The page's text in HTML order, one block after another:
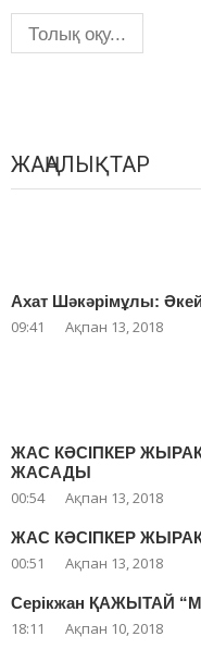
Толық оқу...
ЖАҢАЛЫҚТАР
Ахат Шәкәрімұлы:
09:41 Ақпан 13, 2018
ЖАС КӘСІПКЕР
ЖАСАДЫ
00:54 Ақпан 13, 2018
ЖАС КӘСІПКЕР
00:51 Ақпан 13, 2018
Серікжан ҚАЖЫТАЙ
18:11 Ақпан 10, 2018